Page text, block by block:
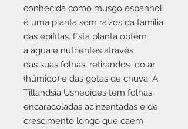
conhecida como musgo espanhol,
é uma planta sem raízes da família
das epífitas. Esta planta obtém
a água e nutrientes através
das suas folhas, retirandos do ar
(húmido) e das gotas de chuva. A
Tillandsia Usneoides tem folhas
encaracoladas acinzentadas e de
crescimento longo que caem